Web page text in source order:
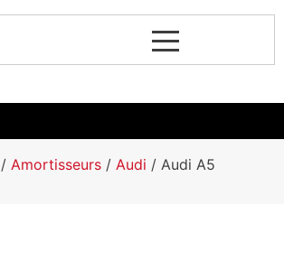
/ Amortisseurs / Audi / Audi A5